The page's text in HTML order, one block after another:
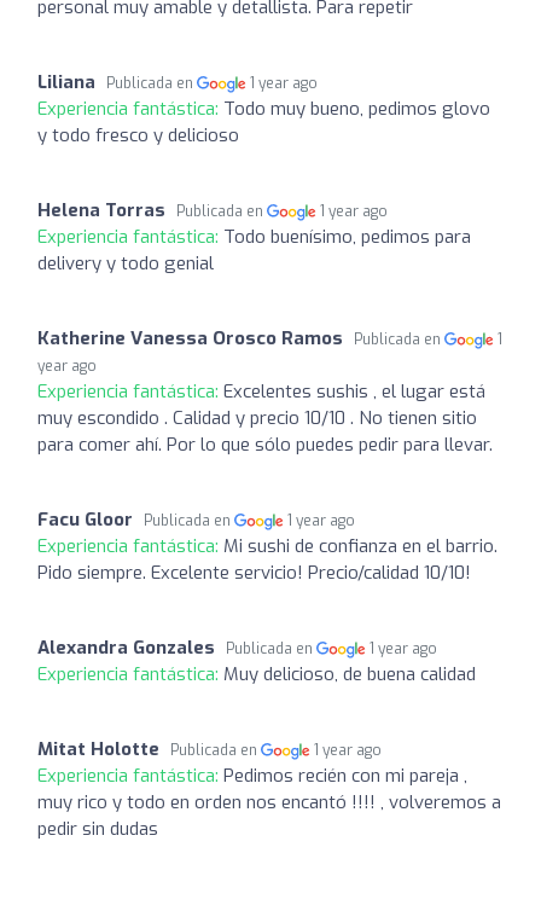
personal muy amable y detallista. Para repetir
Liliana Publicada en 1 year ago
Experiencia fantástica: Todo muy bueno, pedimos glovo
y todo fresco y delicioso
Helena Torras Publicada en 1 year ago
Experiencia fantástica: Todo buenísimo, pedimos para
delivery y todo genial
Katherine Vanessa Orosco Ramos Publicada en
1
year ago
Experiencia fantástica: Excelentes sushis , el lugar está
muy escondido . Calidad y precio 10/10 . No tienen sitio
para comer ahí. Por lo que sólo puedes pedir para llevar.
Facu Gloor Publicada en 1 year ago
Experiencia fantástica: Mi sushi de confianza en el barrio.
Pido siempre. Excelente servicio! Precio/calidad 10/10!
Alexandra Gonzales Publicada en 1 year ago
Experiencia fantástica: Muy delicioso, de buena calidad
Mitat Holotte Publicada en 1 year ago
Experiencia fantástica: Pedimos recién con mi pareja ,
muy rico y todo en orden nos encantó !!!! , volveremos a
pedir sin dudas